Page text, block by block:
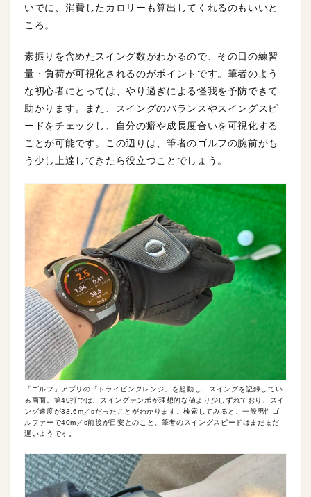
いでに、消費したカロリーも算出してくれるのもいいと
ころ。
素振りを含めたスイング数がわかるので、その日の練習
量・負荷が可視化されるのがポイントです。筆者のよう
な初心者にとっては、やり過ぎによる怪我を予防できて
助かります。また、スイングのバランスやスイングスピ
ードをチェックし、自分の癖や成長度合いを可視化する
ことが可能です。この辺りは、筆者のゴルフの腕前がも
う少し上達してきたら役立つことでしょう。
「ゴルフ」アプリの「ドライビングレンジ」を起動し、スイングを記録してい
る画面。第49打では、スイングテンポが理想的な値より少しずれており、スイ
ング速度が33.6m／sだったことがわかります。検索してみると、一般男性ゴ
ルファーで40m／s前後が目安とのこと。筆者のスイングスピードはまだまだ
遅いようです。